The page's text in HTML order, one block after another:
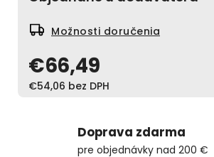
€66,49
€54,06 bez DPH
Možnosti doručenia
Doprava zdarma
pre objednávky nad 200 €